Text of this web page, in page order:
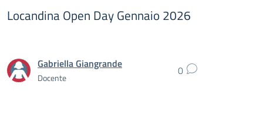
Locandina Open Day Gennaio 2026
Gabriella Giangrande
Docente 0